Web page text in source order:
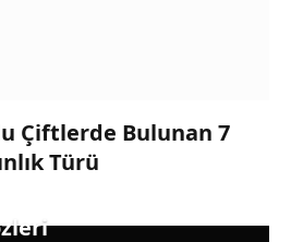
Çiftlerde Bulunan 7
Türü